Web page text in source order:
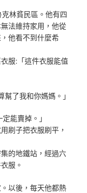
林貧民區。他有四
法維持家用，他從
他看不到什麼希
服:「這件衣服能值
幫了我和你媽媽。」
能賣掉。」
刷子把衣服刷平，
的地鐵站，經過六
服。
以後，每天他都熱